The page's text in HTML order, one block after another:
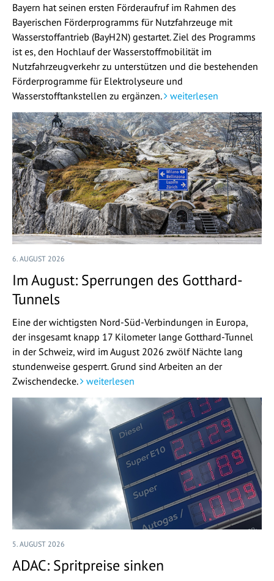
Bayern hat seinen ersten Förderaufruf im Rahmen des
Bayerischen Förderprogramms für Nutzfahrzeuge mit
Wasserstoffantrieb (BayH2N) gestartet. Ziel des Programms
ist es, den Hochlauf der Wasserstoffmobilität im
Nutzfahrzeugverkehr zu unterstützen und die bestehenden
Förderprogramme für Elektrolyseure und
Wasserstofftankstellen zu ergänzen.
weiterlesen
6. AUGUST 2026
Im August: Sperrungen des Gotthard-
Tunnels
Eine der wichtigsten Nord-Süd-Verbindungen in Europa,
der insgesamt knapp 17 Kilometer lange Gotthard-Tunnel
in der Schweiz, wird im August 2026 zwölf Nächte lang
stundenweise gesperrt. Grund sind Arbeiten an der
Zwischendecke.
weiterlesen
5. AUGUST 2026
ADAC: Spritpreise sinken